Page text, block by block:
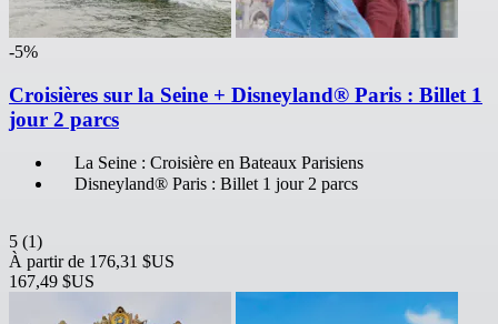
-5%
Croisières sur la Seine + Disneyland® Paris : Billet 1
jour 2 parcs
La Seine : Croisière en Bateaux Parisiens
Disneyland® Paris : Billet 1 jour 2 parcs
5 (1)
À partir de 176,31 $US
167,49 $US